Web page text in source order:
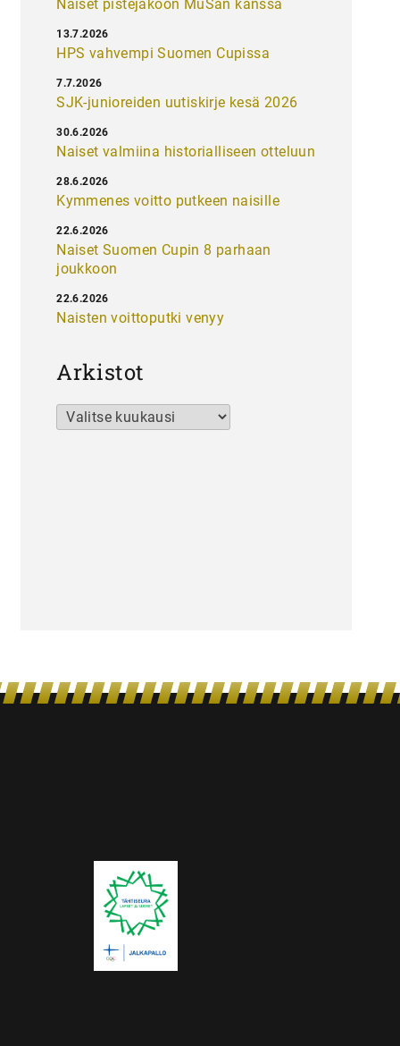
Naiset pistejakoon MuSan kanssa
HPS vahvempi Suomen Cupissa
13.7.2026
SJK-junioreiden uutiskirje kesä 2026
7.7.2026
Naiset valmiina historialliseen otteluun
30.6.2026
Kymmenes voitto putkeen naisille
28.6.2026
Naiset Suomen Cupin 8 parhaan
joukkoon
22.6.2026
Naisten voittoputki venyy
22.6.2026
Arkistot
Arkistot